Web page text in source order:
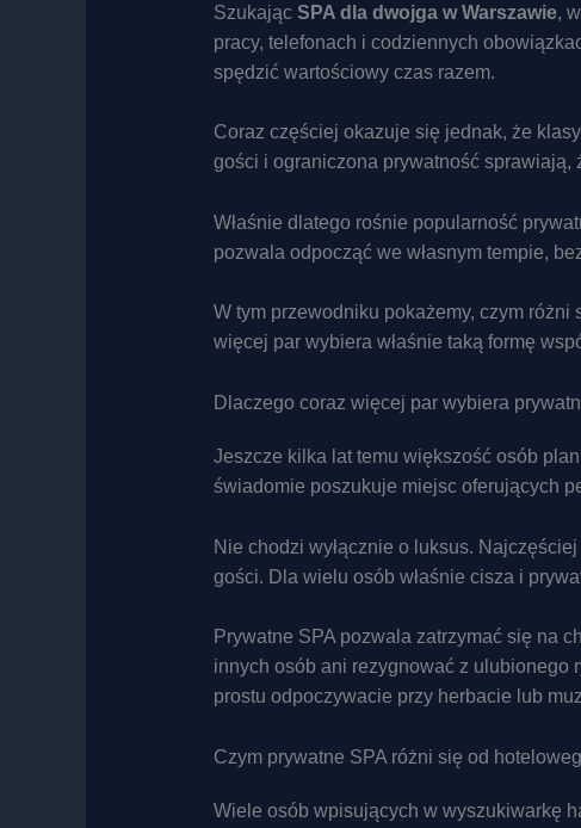
Szukając SPA dla dwojga w Warszawie,
pracy, telefonach i codziennych
spędzić wartościowy czas razem.
Coraz częściej okazuje się jednak, że
gości i ograniczona prywatność sprawiają,
Właśnie dlatego rośnie popularność
pozwala odpocząć we własnym tempie,
W tym przewodniku pokażemy, czym
więcej par wybiera właśnie taką formę
Dlaczego coraz więcej par wybiera
Jeszcze kilka lat temu większość osób
świadomie poszukuje miejsc oferujących
Nie chodzi wyłącznie o luksus.
gości. Dla wielu osób właśnie cisza i
Prywatne SPA pozwala zatrzymać się na
innych osób ani rezygnować z ulubionego
prostu odpoczywacie przy herbacie lub
Czym prywatne SPA różni się od
Wiele osób wpisujących w wyszukiwarkę